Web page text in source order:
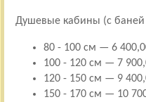
Душевые кабины (с баней
80 - 100 см — 6
100 - 120 см — 7
120 - 150 см — 9
150 - 170 см — 10